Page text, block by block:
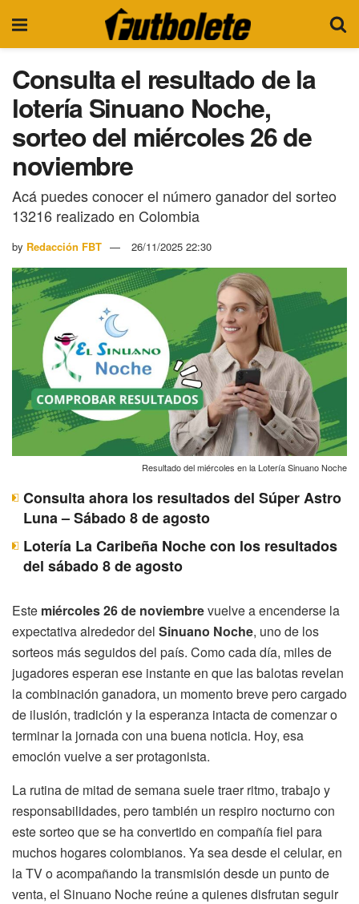
Consulta el resultado de la
lotería Sinuano Noche,
sorteo del miércoles 26 de
noviembre
Acá puedes conocer el número ganador del sorteo
13216 realizado en Colombia
by Redacción FBT 26/11/2025 22:30
Resultado del miércoles en la Lotería Sinuano Noche
Consulta ahora los resultados del Súper Astro
Luna – Sábado 8 de agosto
Lotería La Caribeña Noche con los resultados
del sábado 8 de agosto
Este miércoles 26 de noviembrevuelve a encenderse la
expectativa alrededor del Sinuano Noche, uno de los
sorteos más seguidos del país. Como cada día, miles de
jugadores esperan ese instante en que las balotas revelan
la combinación ganadora, un momento breve pero cargado
de ilusión, tradición y la esperanza intacta de comenzar o
terminar la jornada con una buena noticia. Hoy, esa
emoción vuelve a ser protagonista.
La rutina de mitad de semana suele traer ritmo, trabajo y
responsabilidades, pero también un respiro nocturno con
este sorteo que se ha convertido en compañía fiel para
muchos hogares colombianos. Ya sea desde el celular, en
la TV o acompañando la transmisión desde un punto de
venta, el Sinuano Noche reúne a quienes disfrutan seguir